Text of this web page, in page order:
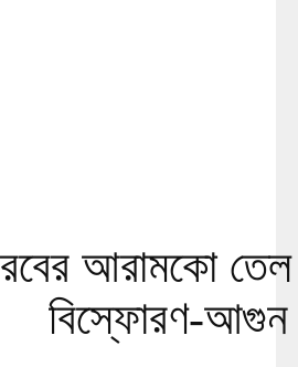
আরামকো তেল
বিস্ফোরণ-আগুন